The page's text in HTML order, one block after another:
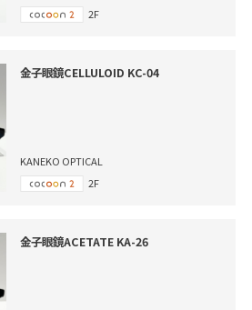
2F
金子眼鏡CELLULOID KC-04
KANEKO OPTICAL
2F
金子眼鏡ACETATE KA-26